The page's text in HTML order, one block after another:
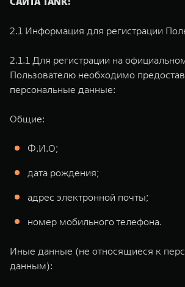
2.1 Информация для регистрации
2.1.1 Для регистрации на
Пользователю необходимо
персональные данные:
Общие:
Ф.И.О;
дата рождения;
адрес электронной почты;
номер мобильного телефона.
Иные данные (не относящиеся к
данным):